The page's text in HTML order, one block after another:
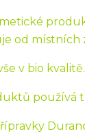
od místních
v bio kvalitě.
používá